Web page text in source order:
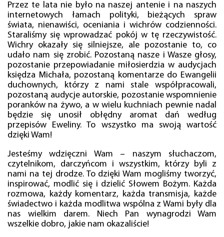
Przez te lata nie było na naszej antenie i na naszych
internetowych łamach polityki, bieżących spraw
świata, nienawiści, oceniania i wichrów codzienności.
Staraliśmy się wprowadzać pokój w tę rzeczywistość.
Wichry okazały się silniejsze, ale pozostanie to, co
udało nam się zrobić. Pozostaną nasze i Wasze głosy,
pozostanie przepowiadanie miłosierdzia w audycjach
księdza Michała, pozostaną komentarze do Ewangelii
duchownych, którzy z nami stale współpracowali,
pozostaną audycje autorskie, pozostanie wspomnienie
poranków na żywo, a w wielu kuchniach pewnie nadal
będzie się unosił obłędny aromat dań według
przepisów Eweliny. To wszystko ma swoją wartość
dzięki Wam!
Jesteśmy wdzięczni Wam – naszym słuchaczom,
czytelnikom, darczyńcom i wszystkim, którzy byli z
nami na tej drodze. To dzięki Wam mogliśmy tworzyć,
inspirować, modlić się i dzielić Słowem Bożym. Każda
rozmowa, każdy komentarz, każda transmisja, każde
świadectwo i każda modlitwa wspólna z Wami były dla
nas wielkim darem. Niech Pan wynagrodzi Wam
wszelkie dobro, jakie nam okazaliście!